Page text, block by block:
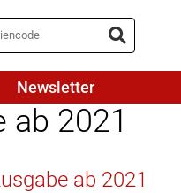
Newsletter
ab 2021
ab 2021